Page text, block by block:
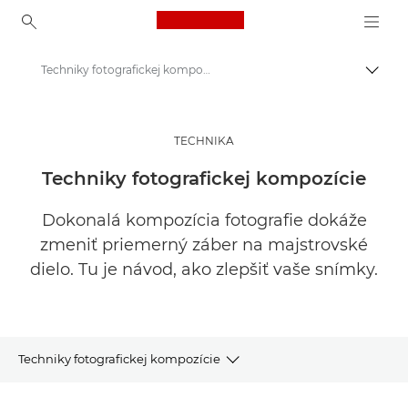
Canon Logo, back to
Inšpirujte sa | Tipy na fotografovanie, tlač a návody pre kupujúcich
Rady a techniky fotografovania a tlače
Techniky fotografickej kompozície | Inšpirujte sa
TECHNIKA
Techniky fotografickej kompozície
Dokonalá kompozícia fotografie dokáže
zmeniť priemerný záber na majstrovské
dielo. Tu je návod, ako zlepšiť vaše snímky.
Techniky fotografickej kompozície